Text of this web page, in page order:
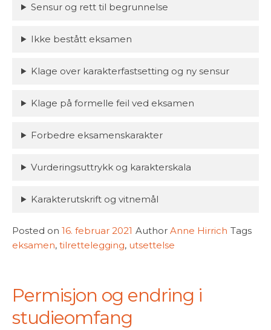
Sensur og rett til begrunnelse
Ikke bestått eksamen
Klage over karakterfastsetting og ny sensur
Klage på formelle feil ved eksamen
Forbedre eksamenskarakter
Vurderingsuttrykk og karakterskala
Karakterutskrift og vitnemål
Posted on 16. februar 2021 Author Anne Hirrich Tags
eksamen, tilrettelegging, utsettelse
Permisjon og endring i
studieomfang